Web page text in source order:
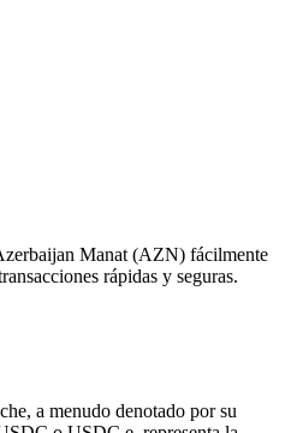
Manat (AZN) fácilmente
rápidas y seguras.
a menudo denotado por su